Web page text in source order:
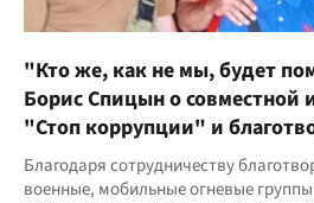
"Кто же, как не мы, будет
Борис Спицын о совместной
"Стоп коррупции" и
Благодаря сотрудничеству
военные, мобильные огневые